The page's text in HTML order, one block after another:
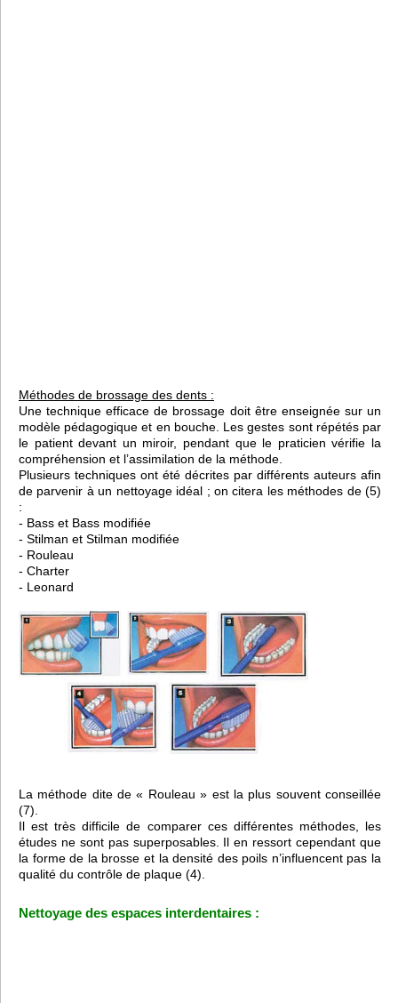
Méthodes de brossage des dents :
Une technique efficace de brossage doit être enseignée sur un
modèle pédagogique et en bouche. Les gestes sont répétés par
le patient devant un miroir, pendant que le praticien vérifie la
compréhension et l’assimilation de la méthode.
Plusieurs techniques ont été décrites par différents auteurs afin
de parvenir à un nettoyage idéal ; on citera les méthodes de (5)
:
- Bass et Bass modifiée
- Stilman et Stilman modifiée
- Rouleau
- Charter
- Leonard
La méthode dite de « Rouleau » est la plus souvent conseillée
(7).
Il est très difficile de comparer ces différentes méthodes, les
études ne sont pas superposables. Il en ressort cependant que
la forme de la brosse et la densité des poils n’influencent pas la
qualité du contrôle de plaque (4).
Nettoyage des espaces interdentaires :